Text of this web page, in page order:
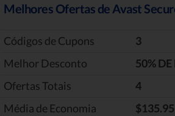
Melhores Ofertas de Avast
Códigos de Cupons
3
Melhor Desconto
‎50%
Ofertas Totais
4
Média de Economia
$135.95